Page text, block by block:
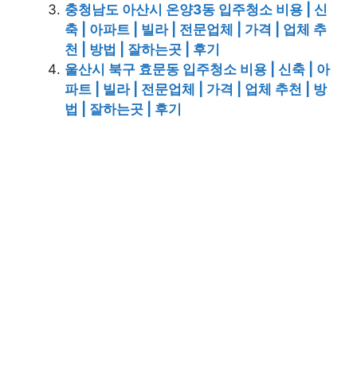
충청남도 아산시 온양3동 입주청소 비용 | 신
축 | 아파트 | 빌라 | 전문업체 | 가격 | 업체 추
천 | 방법 | 잘하는곳 | 후기
울산시 북구 효문동 입주청소 비용 | 신축 | 아
파트 | 빌라 | 전문업체 | 가격 | 업체 추천 | 방
법 | 잘하는곳 | 후기